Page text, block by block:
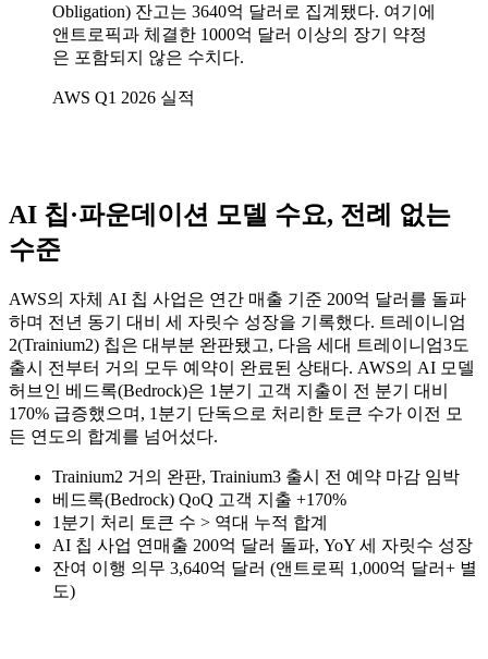
Obligation) 잔고는 3640억 달러로 집계됐다. 여기에
앤트로픽과 체결한 1000억 달러 이상의 장기 약정
은 포함되지 않은 수치다.
AWS Q1 2026 실적
AI 칩·파운데이션 모델 수요, 전례 없는
수준
AWS의 자체 AI 칩 사업은 연간 매출 기준 200억 달러를 돌파
하며 전년 동기 대비 세 자릿수 성장을 기록했다. 트레이니엄
2(Trainium2) 칩은 대부분 완판됐고, 다음 세대 트레이니엄3도
출시 전부터 거의 모두 예약이 완료된 상태다. AWS의 AI 모델
허브인 베드록(Bedrock)은 1분기 고객 지출이 전 분기 대비
170% 급증했으며, 1분기 단독으로 처리한 토큰 수가 이전 모
든 연도의 합계를 넘어섰다.
Trainium2 거의 완판, Trainium3 출시 전 예약 마감 임박
베드록(Bedrock) QoQ 고객 지출 +170%
1분기 처리 토큰 수 > 역대 누적 합계
AI 칩 사업 연매출 200억 달러 돌파, YoY 세 자릿수 성장
잔여 이행 의무 3,640억 달러 (앤트로픽 1,000억 달러+ 별
도)